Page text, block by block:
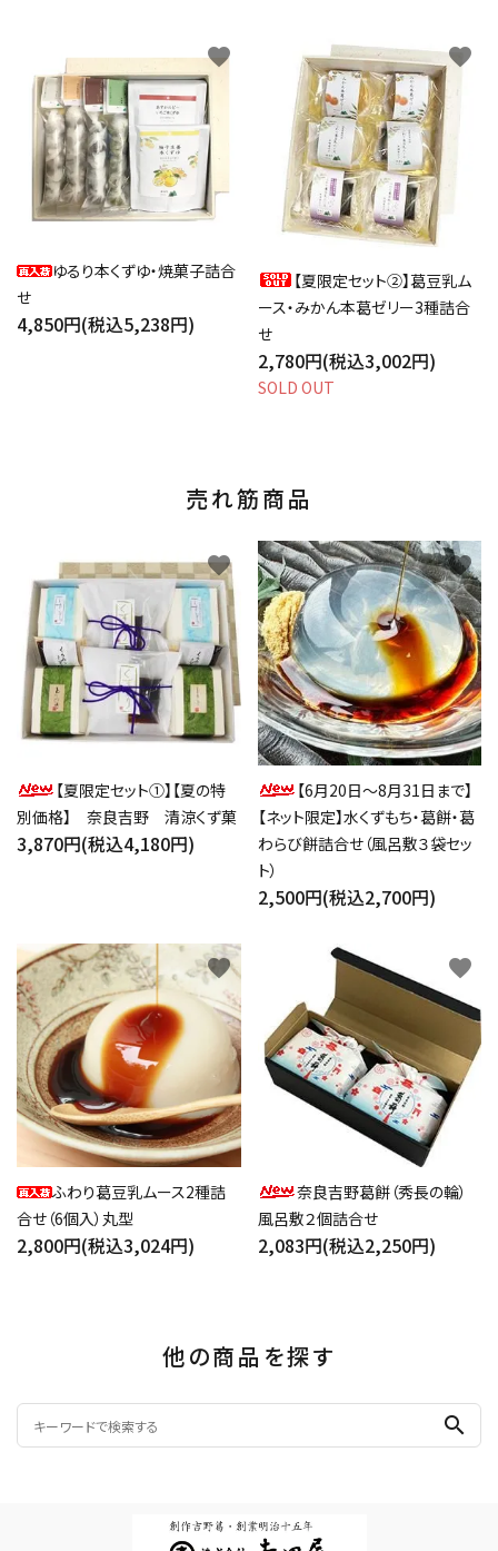
ゆるり本くずゆ・焼菓子詰合
せ
4,850円(税込5,238円)
favorite
【夏限定セット②】葛豆乳ム
ース・みかん本葛ゼリー3種詰合
せ
2,780円(税込3,002円)
SOLD OUT
favorite
売れ筋商品
【夏限定セット①】【夏の特
別価格】 奈良吉野 清涼くず菓
3,870円(税込4,180円)
favorite
【6月20日～8月31日まで】
【ネット限定】水くずもち・葛餅・葛
わらび餅詰合せ（風呂敷３袋セッ
ト）
2,500円(税込2,700円)
favorite
ふわり葛豆乳ムース2種詰
合せ（6個入）丸型
2,800円(税込3,024円)
favorite
奈良吉野葛餅（秀長の輪）
風呂敷２個詰合せ
2,083円(税込2,250円)
favorite
他の商品を探す
search